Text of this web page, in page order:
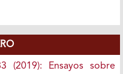
(2019): Ensayos sobre